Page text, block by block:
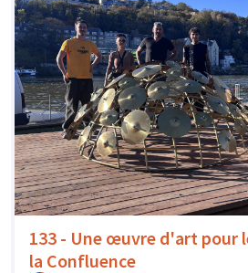
133 - Une œuvre d'art pour
la Confluence